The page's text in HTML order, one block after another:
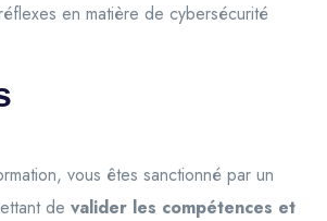
en matière de cybersécurité
vous êtes sanctionné par un
de valider les compétences et